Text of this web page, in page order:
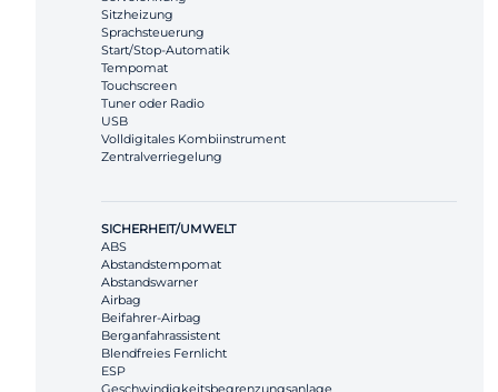
Sitzheizung
Sprachsteuerung
Start/Stop-Automatik
Tempomat
Touchscreen
Tuner oder Radio
USB
Volldigitales Kombiinstrument
Zentralverriegelung
SICHERHEIT/UMWELT
ABS
Abstandstempomat
Abstandswarner
Airbag
Beifahrer-Airbag
Berganfahrassistent
Blendfreies Fernlicht
ESP